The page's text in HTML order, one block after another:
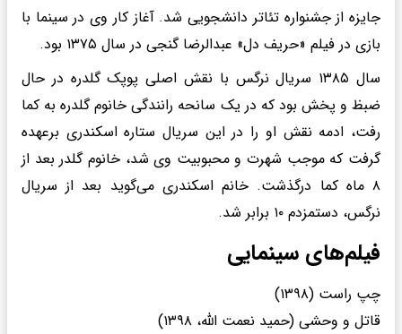
جایزه از جشنواره تئاتر دانشجویی شد. آغاز کار وی در سینما با
بازی در فیلم «حریف دل» عبدالرضا گنجی در سال ۱۳۷۵ بود.
سال ۱۳۸۵ سریال نرگس با نقش اصلی پوپک گلدره در حال
ضبظ و پخش بود که در یک سانحه رانندگی خانوم گلدره به کما
رفت، ادمه نقش او را در این سریال ستاره اسکندری برعهده
گرفت که موجب شهرت و محبوبیت وی شد، خانوم گلدر بعد از
۸ ماه کما درگذشت. خانم اسکندری می‌گوید بعد از سریال
نرگس، دستمزدم ۱۰ برابر شد.
فیلم‌های سینمایی
چپ راست (۱۳۹۸)
قاتل و وحشی (حمید نعمت الله، ۱۳۹۸)